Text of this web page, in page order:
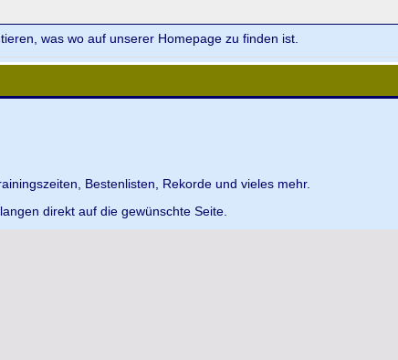
was wo auf unserer Homepage zu finden ist.
Bestenlisten, Rekorde und vieles mehr.
direkt auf die gewünschte Seite.